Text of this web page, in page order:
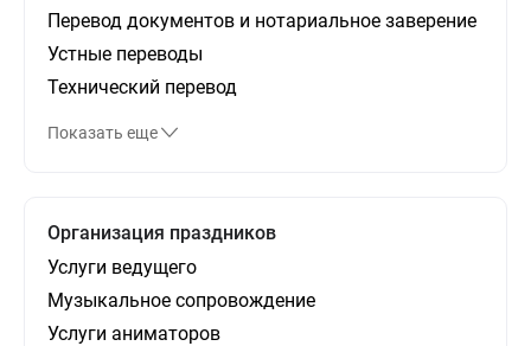
Перевод документов и нотариальное заверение
Устные переводы
Технический перевод
Показать еще
Организация праздников
Услуги ведущего
Музыкальное сопровождение
Услуги аниматоров